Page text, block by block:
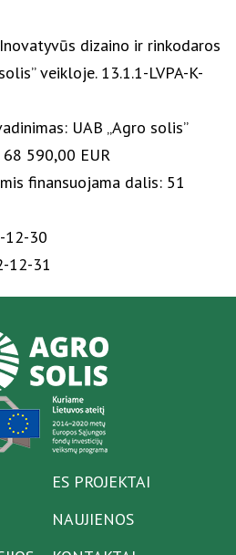
dizaino ir rinkodaros
veikloje. 13.1.1-LVPA-K-
UAB „Agro solis”
590,00 EUR
finansuojama dalis: 51
12-30
12-31
ES PROJEKTAI
NAUJIENOS